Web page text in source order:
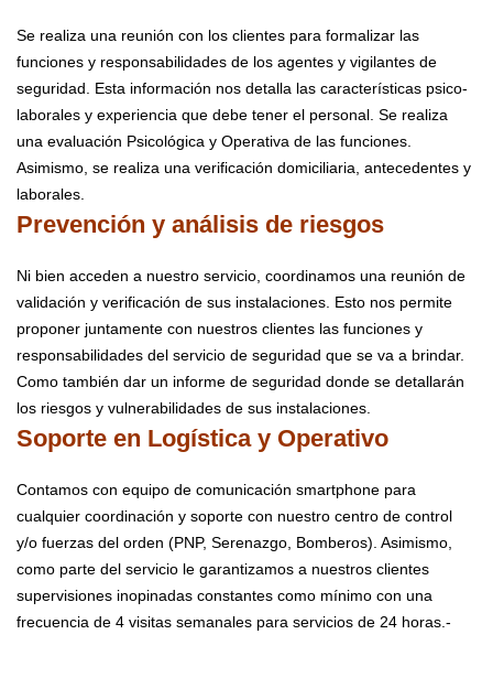
Se realiza una reunión con los clientes para formalizar las
funciones y responsabilidades de los agentes y vigilantes de
seguridad. Esta información nos detalla las características psico-
laborales y experiencia que debe tener el personal. Se realiza
una evaluación Psicológica y Operativa de las funciones.
Asimismo, se realiza una verificación domiciliaria, antecedentes y
laborales.
Prevención y análisis de riesgos
Ni bien acceden a nuestro servicio, coordinamos una reunión de
validación y verificación de sus instalaciones. Esto nos permite
proponer juntamente con nuestros clientes las funciones y
responsabilidades del servicio de seguridad que se va a brindar.
Como también dar un informe de seguridad donde se detallarán
los riesgos y vulnerabilidades de sus instalaciones.
Soporte en Logística y Operativo
Contamos con equipo de comunicación smartphone para
cualquier coordinación y soporte con nuestro centro de control
y/o fuerzas del orden (PNP, Serenazgo, Bomberos). Asimismo,
como parte del servicio le garantizamos a nuestros clientes
supervisiones inopinadas constantes como mínimo con una
frecuencia de 4 visitas semanales para servicios de 24 horas.-